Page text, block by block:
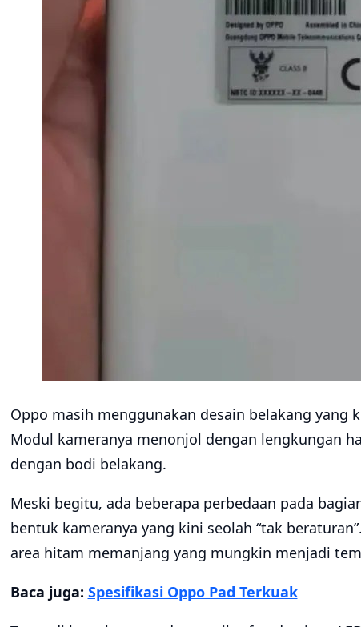
Oppo masih menggunakan desain belakang yang
Modul kameranya menonjol dengan lengkungan
dengan bodi belakang.
Meski begitu, ada beberapa perbedaan pada
bentuk kameranya yang kini seolah “tak
area hitam memanjang yang mungkin menjadi
Baca juga: Spesifikasi Oppo Pad Terkuak